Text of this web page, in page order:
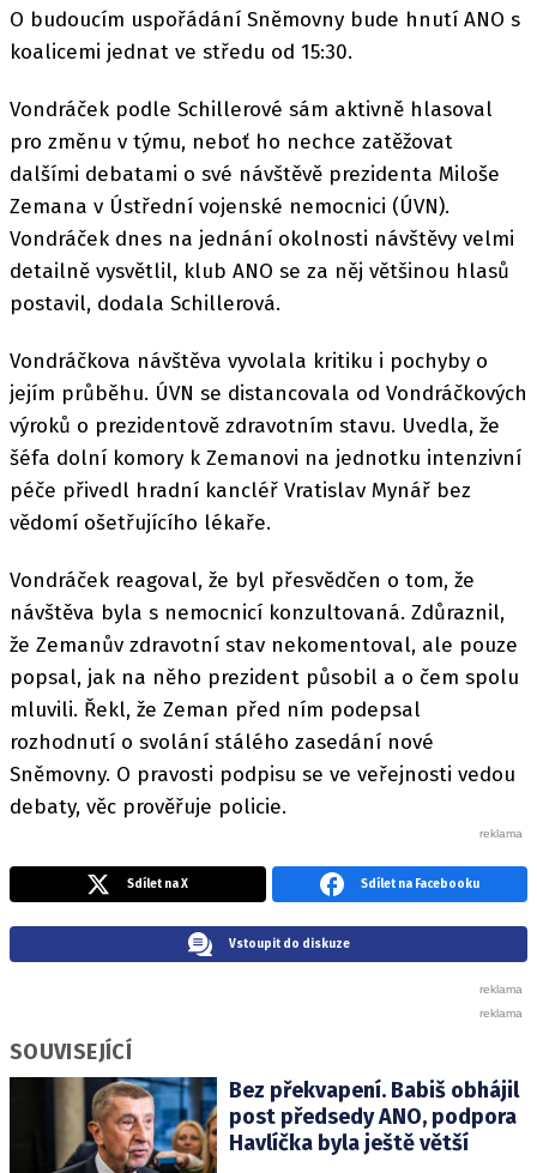
O budoucím uspořádání Sněmovny bude hnutí ANO s
koalicemi jednat ve středu od 15:30.
Vondráček podle Schillerové sám aktivně hlasoval
pro změnu v týmu, neboť ho nechce zatěžovat
dalšími debatami o své návštěvě prezidenta Miloše
Zemana v Ústřední vojenské nemocnici (ÚVN).
Vondráček dnes na jednání okolnosti návštěvy velmi
detailně vysvětlil, klub ANO se za něj většinou hlasů
postavil, dodala Schillerová.
Vondráčkova návštěva vyvolala kritiku i pochyby o
jejím průběhu. ÚVN se distancovala od Vondráčkových
výroků o prezidentově zdravotním stavu. Uvedla, že
šéfa dolní komory k Zemanovi na jednotku intenzivní
péče přivedl hradní kancléř Vratislav Mynář bez
vědomí ošetřujícího lékaře.
Vondráček reagoval, že byl přesvědčen o tom, že
návštěva byla s nemocnicí konzultovaná. Zdůraznil,
že Zemanův zdravotní stav nekomentoval, ale pouze
popsal, jak na něho prezident působil a o čem spolu
mluvili. Řekl, že Zeman před ním podepsal
rozhodnutí o svolání stálého zasedání nové
Sněmovny. O pravosti podpisu se ve veřejnosti vedou
debaty, věc prověřuje policie.
Sdílet na X Sdílet na Facebooku
Vstoupit do diskuze
SOUVISEJÍCÍ
Bez překvapení. Babiš obhájil
post předsedy ANO, podpora
Havlíčka byla ještě větší